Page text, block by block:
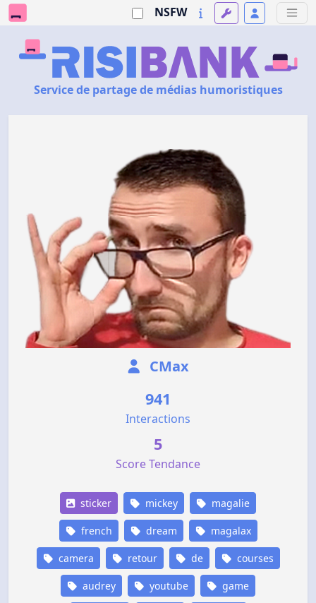
NSFW
Service de partage de médias humoristiques
CMax
941
Interactions
5
Score Tendance
sticker mickey magalie
french dream magalax
camera retour de courses
audrey youtube game